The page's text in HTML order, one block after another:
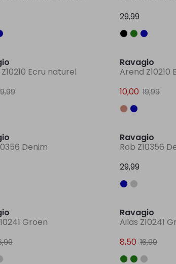
29,99
Ecru naturel
Ravagio
Arend Z10210
10,00 19,99
Denim
Ravagio
Rob Z10356
29,99
Groen
Ravagio
Ailas Z10241
8,50 16,99